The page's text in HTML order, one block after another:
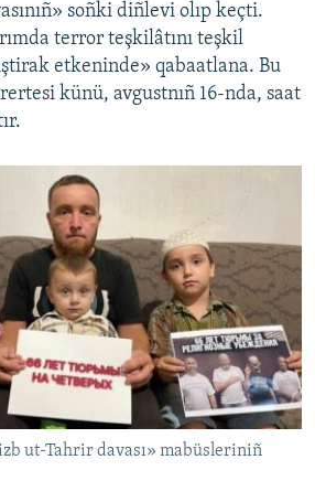
soñki diñlevi olıp keçti.
terror teşkilâtını teşkil
etkeninde» qabaatlana. Bu
künü, avgustnıñ 16-nda, saat
ut-Tahrir davası» mabüsleriniñ